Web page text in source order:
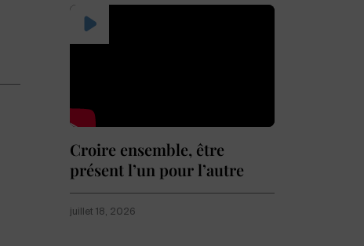
Croire ensemble, être
présent l’un pour l’autre
juillet 18, 2026